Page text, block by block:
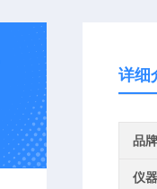
详细
品牌
仪